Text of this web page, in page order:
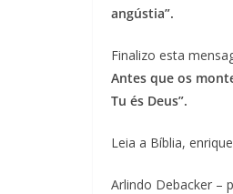
angústia”.
Finalizo esta
Antes que os
Tu és Deus”.
Leia a Bíblia,
Arlindo Debacker –